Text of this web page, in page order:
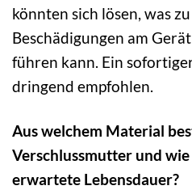
könnten sich lösen, was
Beschädigungen am
führen kann. Ein
dringend empfohlen.
Aus welchem Material
Verschlussmutter und
erwartete Lebensdauer?